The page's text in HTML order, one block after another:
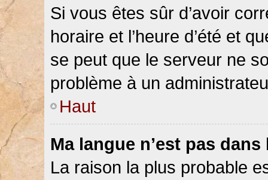
Si vous êtes sûr d’avoir
horaire et l’heure d’été et
se peut que le serveur ne
problème à un
Haut
Ma langue n’est pas
La raison la plus probable